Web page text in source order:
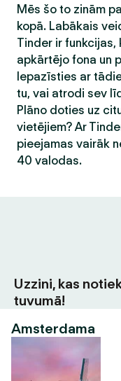
Mēs šo to zinām
kopā. Labākais
Tinder ir
apkārtējo fona un
Iepazīsties ar
tu, vai atrodi sev
Plāno doties uz
vietējiem? Ar
pieejamas vairāk
40 valodas.
Uzzini, kas
tuvumā!
Amsterdama